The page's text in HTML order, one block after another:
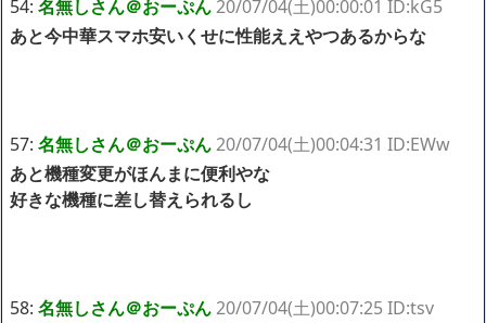
54: 名無しさん＠おーぷん20/07/04(土)00:00:01 ID:kG5
あと今中華スマホ安いくせに性能ええやつあるからな
57: 名無しさん＠おーぷん20/07/04(土)00:04:31 ID:EWw
あと機種変更がほんまに便利やな
好きな機種に差し替えられるし
58: 名無しさん＠おーぷん20/07/04(土)00:07:25 ID:tsv